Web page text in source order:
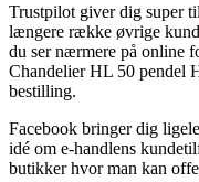
Trustpilot giver dig super
længere række øvrige
du ser nærmere på online
Chandelier HL 50 pendel
bestilling.
Facebook bringer dig
idé om e-handlens
butikker hvor man kan